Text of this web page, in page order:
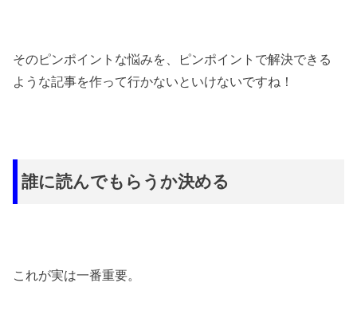
そのピンポイントな悩みを、ピンポイントで解決できる
ような記事を作って行かないといけないですね！
誰に読んでもらうか決める
これが実は一番重要。